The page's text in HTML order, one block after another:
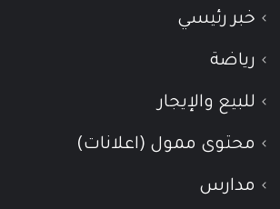
خبر رئيسي
رياضة
للبيع والإيجار
محتوى ممول (اعلانات)
مدارس